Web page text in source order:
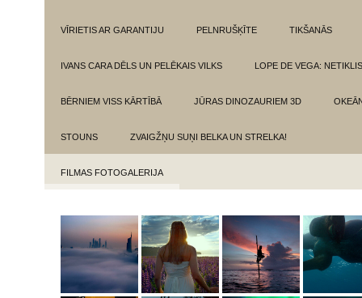
VĪRIETIS AR GARANTIJU PELNRUŠĶĪTE TIKŠANĀS
IVANS CARA DĒLS UN PELĒKAIS VILKS LOPE DE VEGA:
BĒRNIEM VISS KĀRTĪBĀ JŪRAS DINOZAURIEM 3D
STOUNS ZVAIGŽŅU SUŅI BELKA UN STRELKA!
FILMAS FOTOGALERIJA